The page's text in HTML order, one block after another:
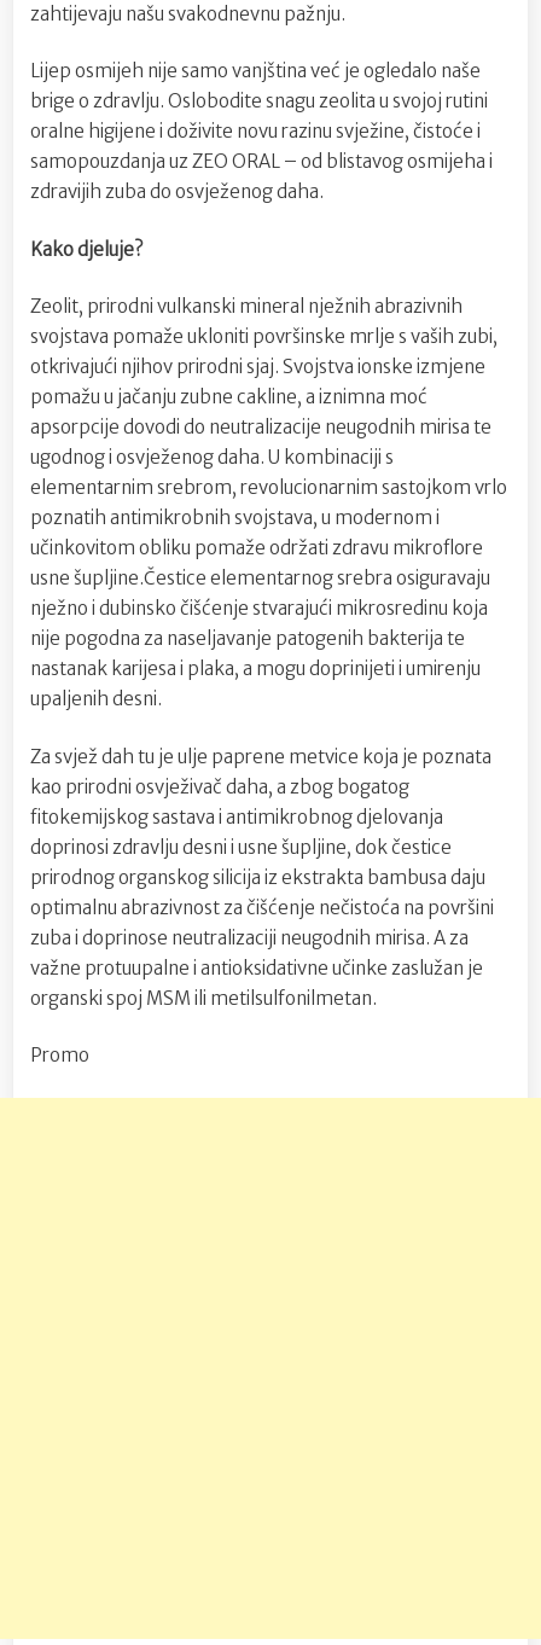
zahtijevaju našu svakodnevnu pažnju.
Lijep osmijeh nije samo vanjština već je ogledalo naše
brige o zdravlju. Oslobodite snagu zeolita u svojoj rutini
oralne higijene i doživite novu razinu svježine, čistoće i
samopouzdanja uz ZEO ORAL – od blistavog osmijeha i
zdravijih zuba do osvježenog daha.
Kako djeluje?
Zeolit, prirodni vulkanski mineral nježnih abrazivnih
svojstava pomaže ukloniti površinske mrlje s vaših zubi,
otkrivajući njihov prirodni sjaj. Svojstva ionske izmjene
pomažu u jačanju zubne cakline, a iznimna moć
apsorpcije dovodi do neutralizacije neugodnih mirisa te
ugodnog i osvježenog daha. U kombinaciji s
elementarnim srebrom, revolucionarnim sastojkom vrlo
poznatih antimikrobnih svojstava, u modernom i
učinkovitom obliku pomaže održati zdravu mikroflore
usne šupljine.Čestice elementarnog srebra osiguravaju
nježno i dubinsko čišćenje stvarajući mikrosredinu koja
nije pogodna za naseljavanje patogenih bakterija te
nastanak karijesa i plaka, a mogu doprinijeti i umirenju
upaljenih desni.
Za svjež dah tu je ulje paprene metvice koja je poznata
kao prirodni osvježivač daha, a zbog bogatog
fitokemijskog sastava i antimikrobnog djelovanja
doprinosi zdravlju desni i usne šupljine, dok čestice
prirodnog organskog silicija iz ekstrakta bambusa daju
optimalnu abrazivnost za čišćenje nečistoća na površini
zuba i doprinose neutralizaciji neugodnih mirisa. A za
važne protuupalne i antioksidativne učinke zaslužan je
organski spoj MSM ili metilsulfonilmetan.
Promo